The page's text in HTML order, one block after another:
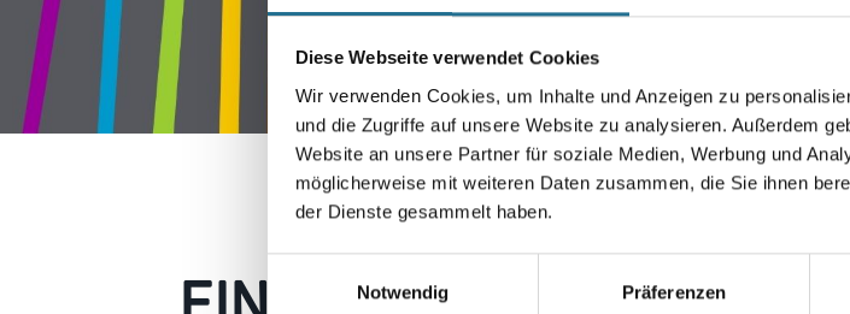
Diese Webseite verwendet Cookies
Wir verwenden Cookies, um Inhalte und Anzeigen zu
und die Zugriffe auf unsere Website zu analysieren. Außerdem
Website an unsere Partner für soziale Medien, Werbung und
möglicherweise mit weiteren Daten zusammen, die Sie ihnen
der Dienste gesammelt haben.
Notwendig
Präferenzen